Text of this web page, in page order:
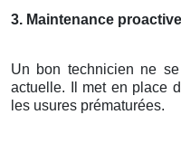
3. Maintenance proactive
Un bon technicien ne
actuelle. Il met en place
les usures prématurées.